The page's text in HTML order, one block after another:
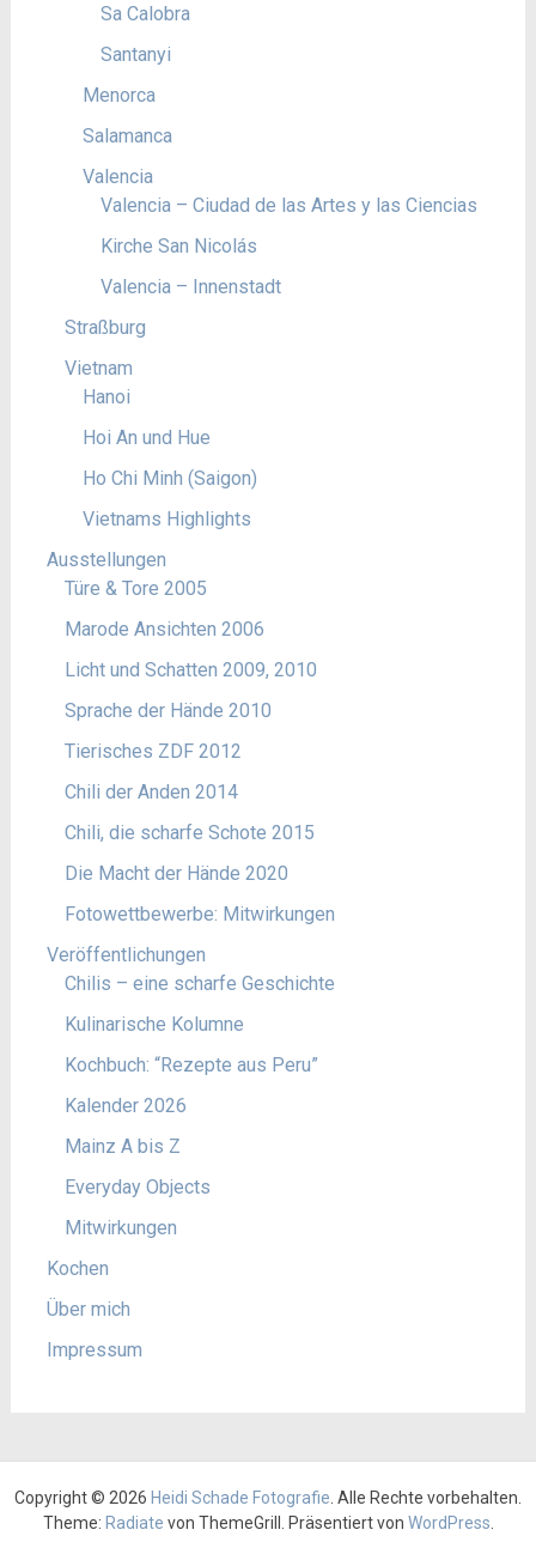
Sa Calobra
Santanyi
Menorca
Salamanca
Valencia
Valencia – Ciudad de las Artes y las Ciencias
Kirche San Nicolás
Valencia – Innenstadt
Straßburg
Vietnam
Hanoi
Hoi An und Hue
Ho Chi Minh (Saigon)
Vietnams Highlights
Ausstellungen
Türe & Tore 2005
Marode Ansichten 2006
Licht und Schatten 2009, 2010
Sprache der Hände 2010
Tierisches ZDF 2012
Chili der Anden 2014
Chili, die scharfe Schote 2015
Die Macht der Hände 2020
Fotowettbewerbe: Mitwirkungen
Veröffentlichungen
Chilis – eine scharfe Geschichte
Kulinarische Kolumne
Kochbuch: “Rezepte aus Peru”
Kalender 2026
Mainz A bis Z
Everyday Objects
Mitwirkungen
Kochen
Über mich
Impressum
Copyright © 2026 Heidi Schade Fotografie . Alle Rechte vorbehalten.
Theme: Radiate von ThemeGrill. Präsentiert von WordPress